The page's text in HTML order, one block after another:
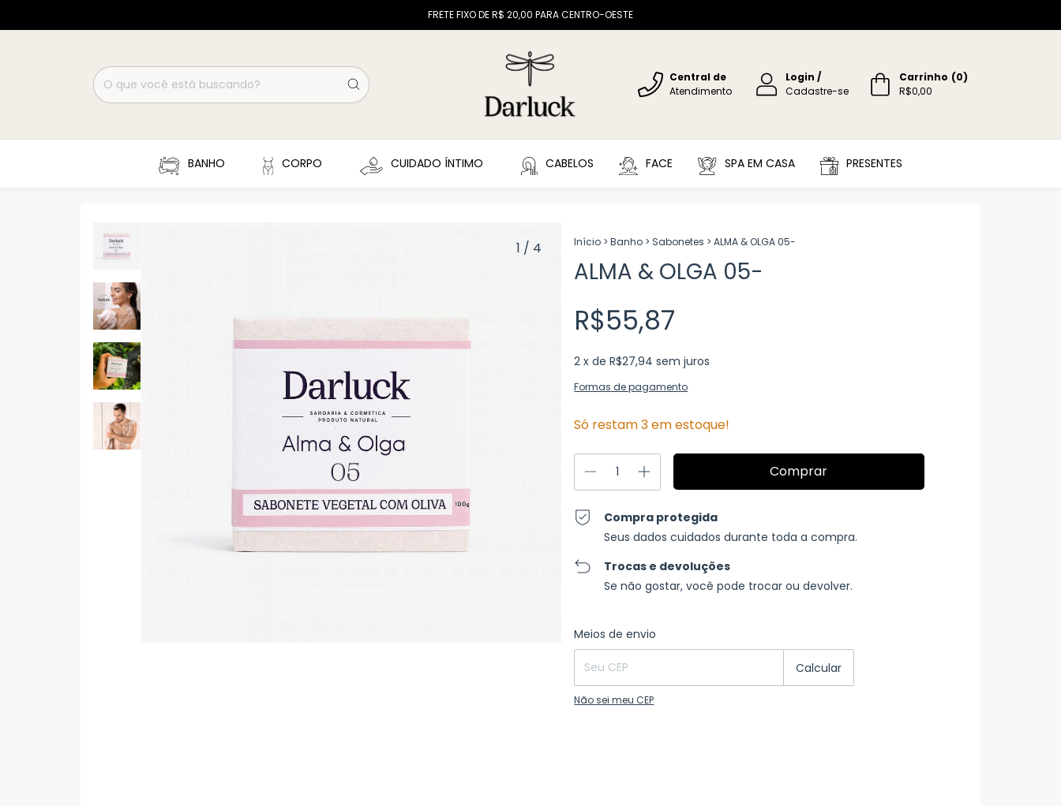
FRETE FIXO DE R$ 20,00 PARA CENTRO-OESTE
Central de
Atendimento
Login /
Cadastre-se
Carrinho (0)
R$0,00
BANHO CORPO CUIDADO ÍNTIMO CABELOS FACE SPA EM CASA PRESENTES
1 / 4 Início > Banho > Sabonetes > ALMA & OLGA 05-
ALMA & OLGA 05-
R$55,87
2 x deR$27,94 sem juros
Formas de pagamento
Só restam3em estoque!
Compra protegida
Seus dados cuidados durante toda a compra.
Trocas e devoluções
Se não gostar, você pode trocar ou devolver.
Entregas para o CEP:
Meios de envio
Calcular
Não sei meu CEP